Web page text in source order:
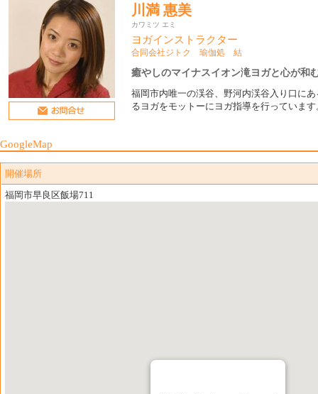
川満 惠美
カワミツ エミ
ヨガインストラクター
合同会社ジトク 瑜伽処 結
癒やしのマイナスイオン滝ヨガと心が和
福岡市内唯一の渓谷、野河内渓谷入り口に
るヨガをモットーにヨガ指導を行っています
GoogleMap
開催場所
福岡市早良区飯場711